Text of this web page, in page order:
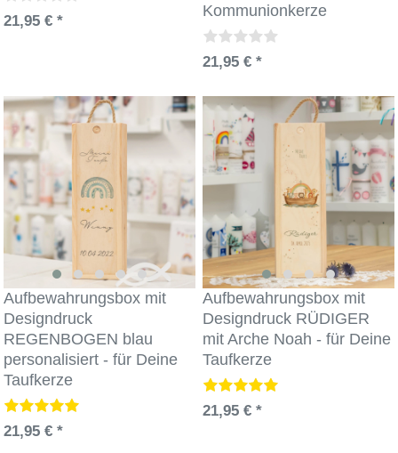
21,95 € *
Kommunionkerze
21,95 € *
Aufbewahrungsbox mit
Designdruck
REGENBOGEN blau
personalisiert - für Deine
Taufkerze
21,95 € *
Aufbewahrungsbox mit
Designdruck RÜDIGER
mit Arche Noah - für Deine
Taufkerze
21,95 € *